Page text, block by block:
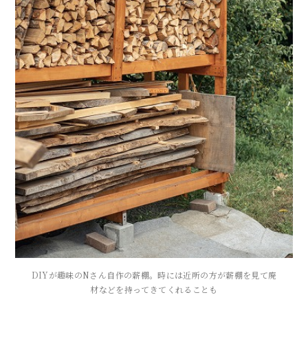
DIYが趣味のNさん自作の薪棚。時には近所の方が薪棚を見て廃
材などを持ってきてくれることも